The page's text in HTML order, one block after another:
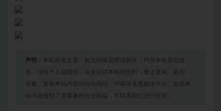
声明： 本站所有文章，如无特殊说明或标注，均为本站原创发
布。任何个人或组织，在未征得本站同意时，禁止复制、盗用、
采集、发布本站内容到任何网站、书籍等各类媒体平台。如若本
站内容侵犯了原著者的合法权益，可联系我们进行处理。